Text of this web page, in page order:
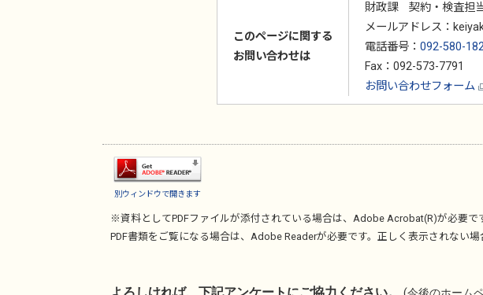
このページに関する
お問い合わせは
財政課 契約・検査担
メールアドレス：
電話番号： 092-580-
Fax：092-573-7791
お問い合わせフォーム
別ウィンドウで開きます
※資料としてPDFファイルが添付されている場合は、 Adobe Acrobat(R)が必要で
PDF書類をご覧になる場合は、 Adobe Readerが必要です。正しく表示されない